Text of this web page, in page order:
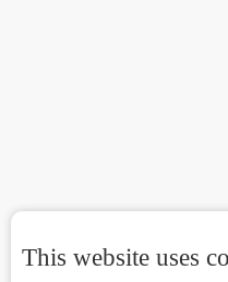
This website uses